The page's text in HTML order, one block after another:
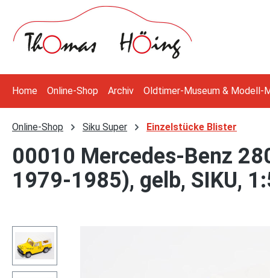
Hauptinhalt springen
Zur Suche springen
Zur Hauptnavigation springen
Home Online-Shop Archiv Oldtimer-Museum & Modell-
Online-Shop Siku Super Einzelstücke Blister
00010 Mercedes-Benz
1979-1985), gelb, SIKU,